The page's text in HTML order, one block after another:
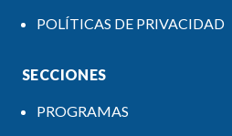
POLÍTICAS DE PRIVACIDAD
SECCIONES
PROGRAMAS